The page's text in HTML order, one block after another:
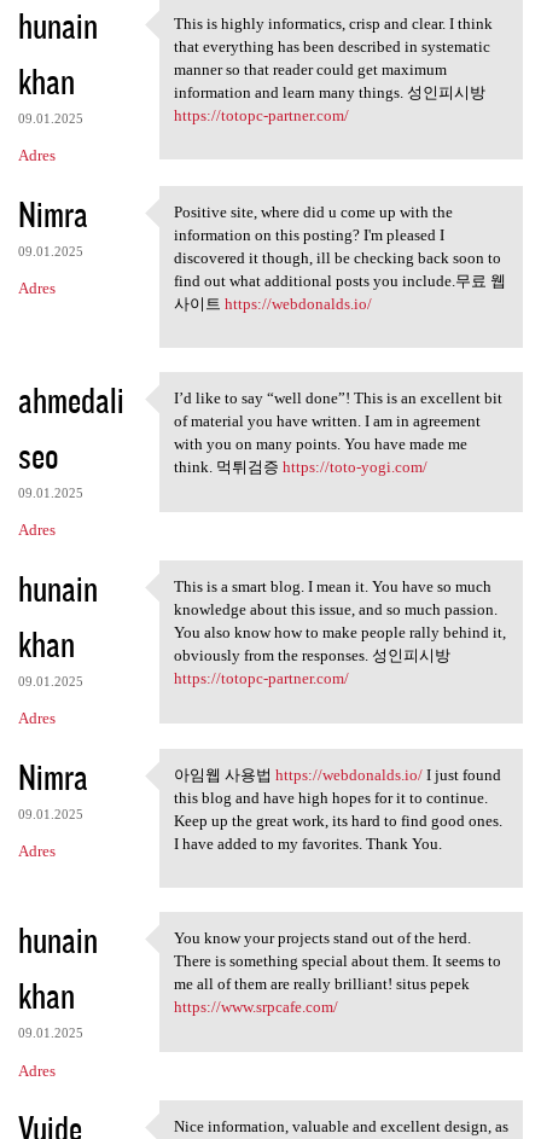
hunain
khan
09.01.2025
Adres
This is highly informatics,
This is highly informatics, crisp and clear. I think
that everything has been described in systematic
manner so that reader could get maximum
information and learn many things. 성인피시방
https://totopc-partner.com/
Nimra
09.01.2025
Adres
Positive site, where did u
Positive site, where did u come up with the
information on this posting? I'm pleased I
discovered it though, ill be checking back soon to
find out what additional posts you include.무료 웹
사이트 https://webdonalds.io/
ahmedali
seo
09.01.2025
Adres
I’d like to say “well done”!
I’d like to say “well done”! This is an excellent bit
of material you have written. I am in agreement
with you on many points. You have made me
think. 먹튀검증 https://toto-yogi.com/
hunain
khan
09.01.2025
Adres
This is a smart blog. I mean
This is a smart blog. I mean it. You have so much
knowledge about this issue, and so much passion.
You also know how to make people rally behind it,
obviously from the responses. 성인피시방
https://totopc-partner.com/
Nimra
09.01.2025
Adres
아임웹 사용법 https://webdonalds.io
아임웹 사용법 https://webdonalds.io/I just found
this blog and have high hopes for it to continue.
Keep up the great work, its hard to find good ones.
I have added to my favorites. Thank You.
hunain
khan
09.01.2025
Adres
You know your projects stand
You know your projects stand out of the herd.
There is something special about them. It seems to
me all of them are really brilliant! situs pepek
https://www.srpcafe.com/
Vuide Nice information, valuable and excellent design, as